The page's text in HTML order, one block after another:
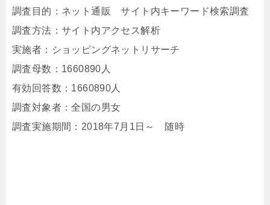
調査目的：ネット通販 サイト内キーワード検索調査
調査方法：サイト内アクセス解析
実施者：ショッピングネットリサーチ
調査母数：1660890人
有効回答数：1660890人
調査対象者：全国の男女
調査実施期間：2018年7月1日～ 随時